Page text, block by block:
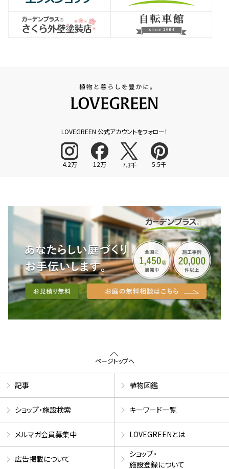
LOVEGREEN 公式アカウントをフォロー！
4.2万 12万 7.3千 5.5千
ページトップへ
記事 植物図鑑
ショップ・施設検索 キーワード一覧
メルマガ会員募集中 LOVEGREENとは
広告掲載について
ショップ・
施設登録について